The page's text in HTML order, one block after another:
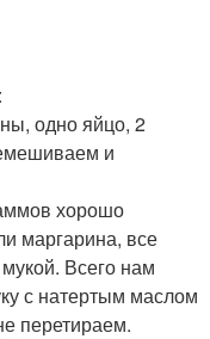
одно яйцо, 2
и
хорошо
маргарина, все
Всего нам
с натертым маслом
перетираем.